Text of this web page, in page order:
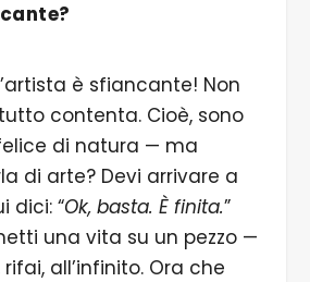
è sfiancante! Non
contenta. Cioè, sono
di natura — ma
di arte? Devi arrivare a
dici: “Ok, basta. È finita.”
una vita su un pezzo —
all’infinito. Ora che